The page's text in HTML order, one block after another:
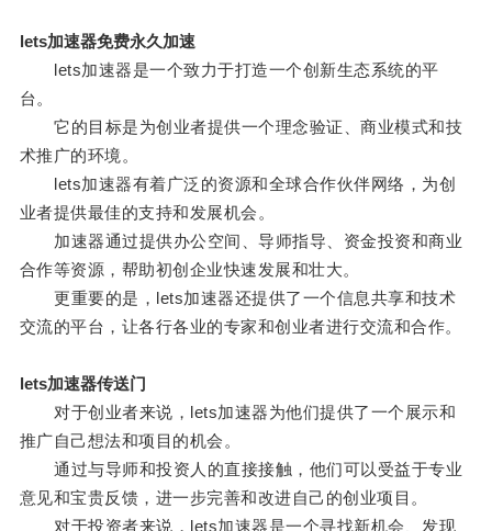
lets加速器免费永久加速
lets加速器是一个致力于打造一个创新生态系统的平
台。
它的目标是为创业者提供一个理念验证、商业模式和技
术推广的环境。
lets加速器有着广泛的资源和全球合作伙伴网络，为创
业者提供最佳的支持和发展机会。
加速器通过提供办公空间、导师指导、资金投资和商业
合作等资源，帮助初创企业快速发展和壮大。
更重要的是，lets加速器还提供了一个信息共享和技术
交流的平台，让各行各业的专家和创业者进行交流和合作。
lets加速器传送门
对于创业者来说，lets加速器为他们提供了一个展示和
推广自己想法和项目的机会。
通过与导师和投资人的直接接触，他们可以受益于专业
意见和宝贵反馈，进一步完善和改进自己的创业项目。
对于投资者来说，lets加速器是一个寻找新机会、发现